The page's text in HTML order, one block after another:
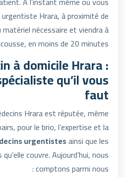
Hrara, à proximité de
nécessaire et viendra à
en moins de 20 minutes !
à domicile Hrara :
qu’il vous
faut
Hrara est réputée, même
pour le brio, l’expertise et la
urgentistesainsi que les
couvre. Aujourd’hui, nous
comptons parmi nous :